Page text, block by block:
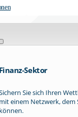
Finanz-Sektor
Sie sich Ihren
mit einem Netzwerk, dem
können.